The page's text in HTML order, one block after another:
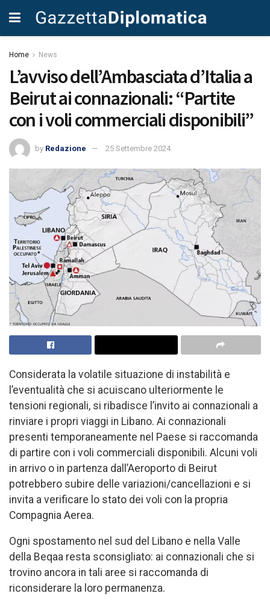
Home News
L’avviso dell’Ambasciata d’Italia a
Beirut ai connazionali: “Partite
con i voli commerciali disponibili”
by Redazione 25 Settembre 2024
Considerata la volatile situazione di instabilità e
l’eventualità che si acuiscano ulteriormente le
tensioni regionali, si ribadisce l’invito ai connazionali a
rinviare i propri viaggi in Libano. Ai connazionali
presenti temporaneamente nel Paese si raccomanda
di partire con i voli commerciali disponibili. Alcuni voli
in arrivo o in partenza dall’Aeroporto di Beirut
potrebbero subire delle variazioni/cancellazioni e si
invita a verificare lo stato dei voli con la propria
Compagnia Aerea.
Ogni spostamento nel sud del Libano e nella Valle
della Beqaa resta sconsigliato: ai connazionali che si
trovino ancora in tali aree si raccomanda di
riconsiderare la loro permanenza.